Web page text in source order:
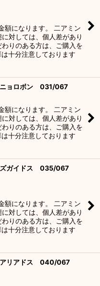
額になります。 二アミン
対しては、個人差があり
りのある方は、ご購入を
十分注意しております
ニョロボン 031/067
額になります。 二アミン
対しては、個人差があり
りのある方は、ご購入を
十分注意しております
ズガイドス 035/067
額になります。 二アミン
対しては、個人差があり
りのある方は、ご購入を
十分注意しております
アリアドス 040/067